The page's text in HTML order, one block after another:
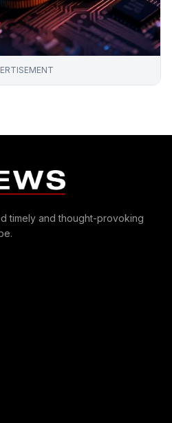
timely and thought-provoking